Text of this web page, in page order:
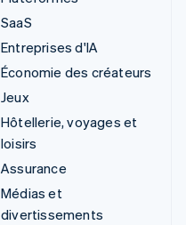
SaaS
Entreprises d'IA
Économie des créateurs
Jeux
Hôtellerie, voyages et
loisirs
Assurance
Médias et
divertissements